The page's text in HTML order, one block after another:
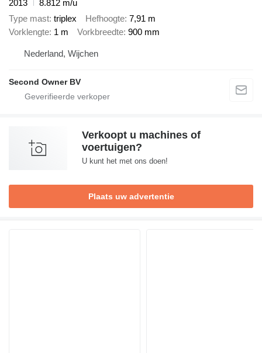
2013
8.812 m/u
Type mast triplex Hefhoogte 7,91 m
Vorklengte 1 m Vorkbreedte 900 mm
Nederland, Wijchen
Second Owner BV
Verkoopt u machines of
voertuigen?
U kunt het met ons doen!
Plaats uw advertentie